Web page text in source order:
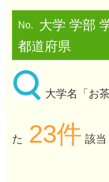
No. 大学 学部
都道府県
大学名「お
た 23件 該当